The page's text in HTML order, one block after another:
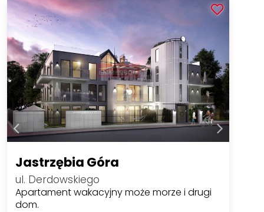
Jastrzębia Góra
ul. Derdowskiego
Apartament wakacyjny może morze i drugi
dom.